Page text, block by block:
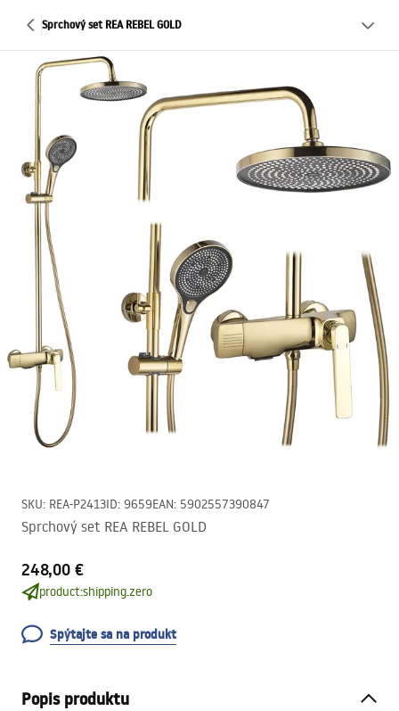
Sprchový set REA REBEL GOLD
SKU: REA-P2413ID: 9659EAN: 5902557390847
Sprchový set REA REBEL GOLD
248,00 €
product:shipping.zero
Spýtajte sa na produkt
Popis produktu